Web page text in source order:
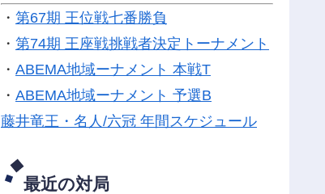
・ 第67期 王位戦七番勝負
・ 第74期 王座戦挑戦者決定トーナメント
・ ABEMA地域ーナメント 本戦T
・ ABEMA地域ーナメント 予選B
藤井竜王・名人/六冠 年間スケジュール
最近の対局